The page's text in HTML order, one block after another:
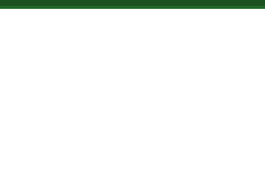
Skip to main content